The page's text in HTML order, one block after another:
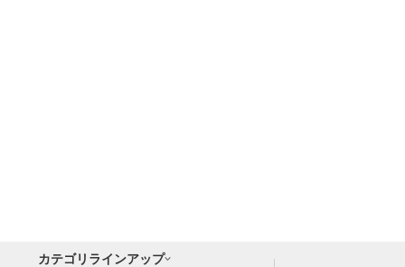
カテゴリラインアップ